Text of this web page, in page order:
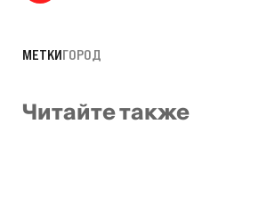
МЕТКИГОРОД
Читайте также